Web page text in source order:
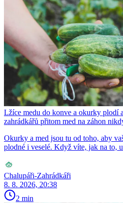
Lžíce medu do konve a okurky plodí
zahrádkářů přitom med na záhon
Okurky a med jsou tu od toho, aby
plodné i veselé. Když víte, jak na to,
Chalupáři-Zahrádkáři
8. 8. 2026, 20:38
2 min